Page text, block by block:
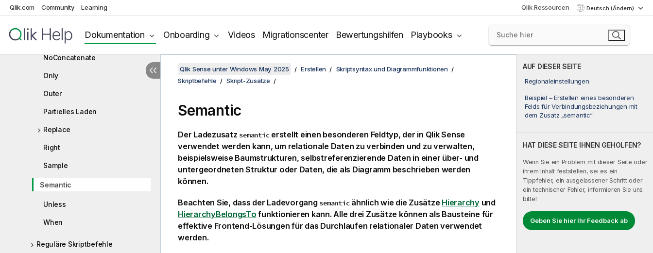
Qlik.com Community Learning Qlik Ressourcen Deutsch (Ändern)
Dokumentation Onboarding Videos Migrationscenter Bewertungshilfen Playbooks
Left
Merge
NoConcatenate
Only
Outer
Partielles Laden
Replace
Right
Sample
Semantic
Unless
When
Reguläre Skriptbefehle
AUF DIESER SEITE
Regionaleinstellungen
Beispiel – Erstellen eines besonderen
Felds für Verbindungsbeziehungen mit
dem Zusatz „semantic“
HAT DIESE SEITE IHNEN GEHOLFEN?
Wenn Sie ein Problem mit dieser Seite oder
ihrem Inhalt feststellen, sei es ein
Tippfehler, ein ausgelassener Schritt oder
ein technischer Fehler, informieren Sie uns
bitte!
Geben Sie hier Ihr Feedback ab
Qlik Sense unter Windows May 2025 Erstellen
Skriptsyntax und Diagrammfunktionen
Skriptbefehle
Skript-Zusätze
Semantic
Der Ladezusatz semanticerstellt einen besonderen Feldtyp, der in Qlik Sense
verwendet werden kann, um relationale Daten zu verbinden und zu verwalten,
beispielsweise Baumstrukturen, selbstreferenzierende Daten in einer über- und
untergeordneten Struktur oder Daten, die als Diagramm beschrieben werden
können.
Beachten Sie, dass der Ladevorgang semanticähnlich wie die Zusätze Hierarchyund
HierarchyBelongsTo funktionieren kann. Alle drei Zusätze können als Bausteine für
effektive Frontend-Lösungen für das Durchlaufen relationaler Daten verwendet
werden.